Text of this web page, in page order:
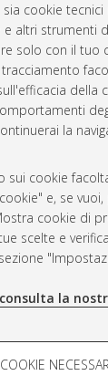
cookie tecnici
altri strumenti
solo con il tuo
della
la
sui cookie
e, se
cookie di
scelte e
consulta la
-
del
-
R3P19R
e
Cookie